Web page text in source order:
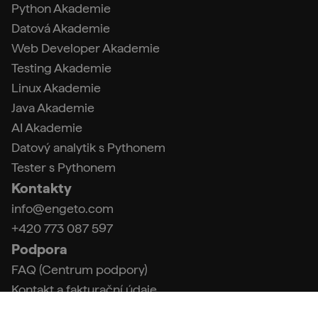
Python Akademie
Datová Akademie
Web Developer Akademie
Testing Akademie
Linux Akademie
Java Akademie
AI Akademie
Datový analytik s Pythonem
Tester s Pythonem
Kontakty
info@engeto.com
+420 773 087 597
Podpora
FAQ (Centrum podpory)
Kontakt a fakturační údaje